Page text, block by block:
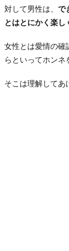
対して男性は、 で
とはとにかく楽し
女性とは愛情の確
らといってホンネ
そこは理解してあ